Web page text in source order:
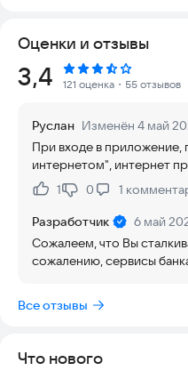
● переводить деньги между
другие банки и многое
● переводы по номеру
на карты любых банков.
Виртуальная карта
В приложении InvestPay
бесплатную виртуальную
ее к смартфону и
интернет-магазинах.
Кешбэк
Подключите к любой
прямо в интернет-банке.
ГИБДД, госуслуги и многое
Оценки и отзывы
Рейтинг:
3,4 121 оценка ・55 отзывов
Руслан Изменён 4 май
При входе в приложение,
интернетом", интернет
Ограничения ли со
стороны ркн, но факт
данный момент
разрешению вопроса
Нравится:
1Не нравится:
0 1
Разработчик
6 май
Сожалеем, что Вы
сожалению, сервисы
сети Интернет. Если не
попробуйте
Все отзывы
Что нового